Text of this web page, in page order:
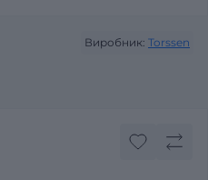
Виробник: Torssen